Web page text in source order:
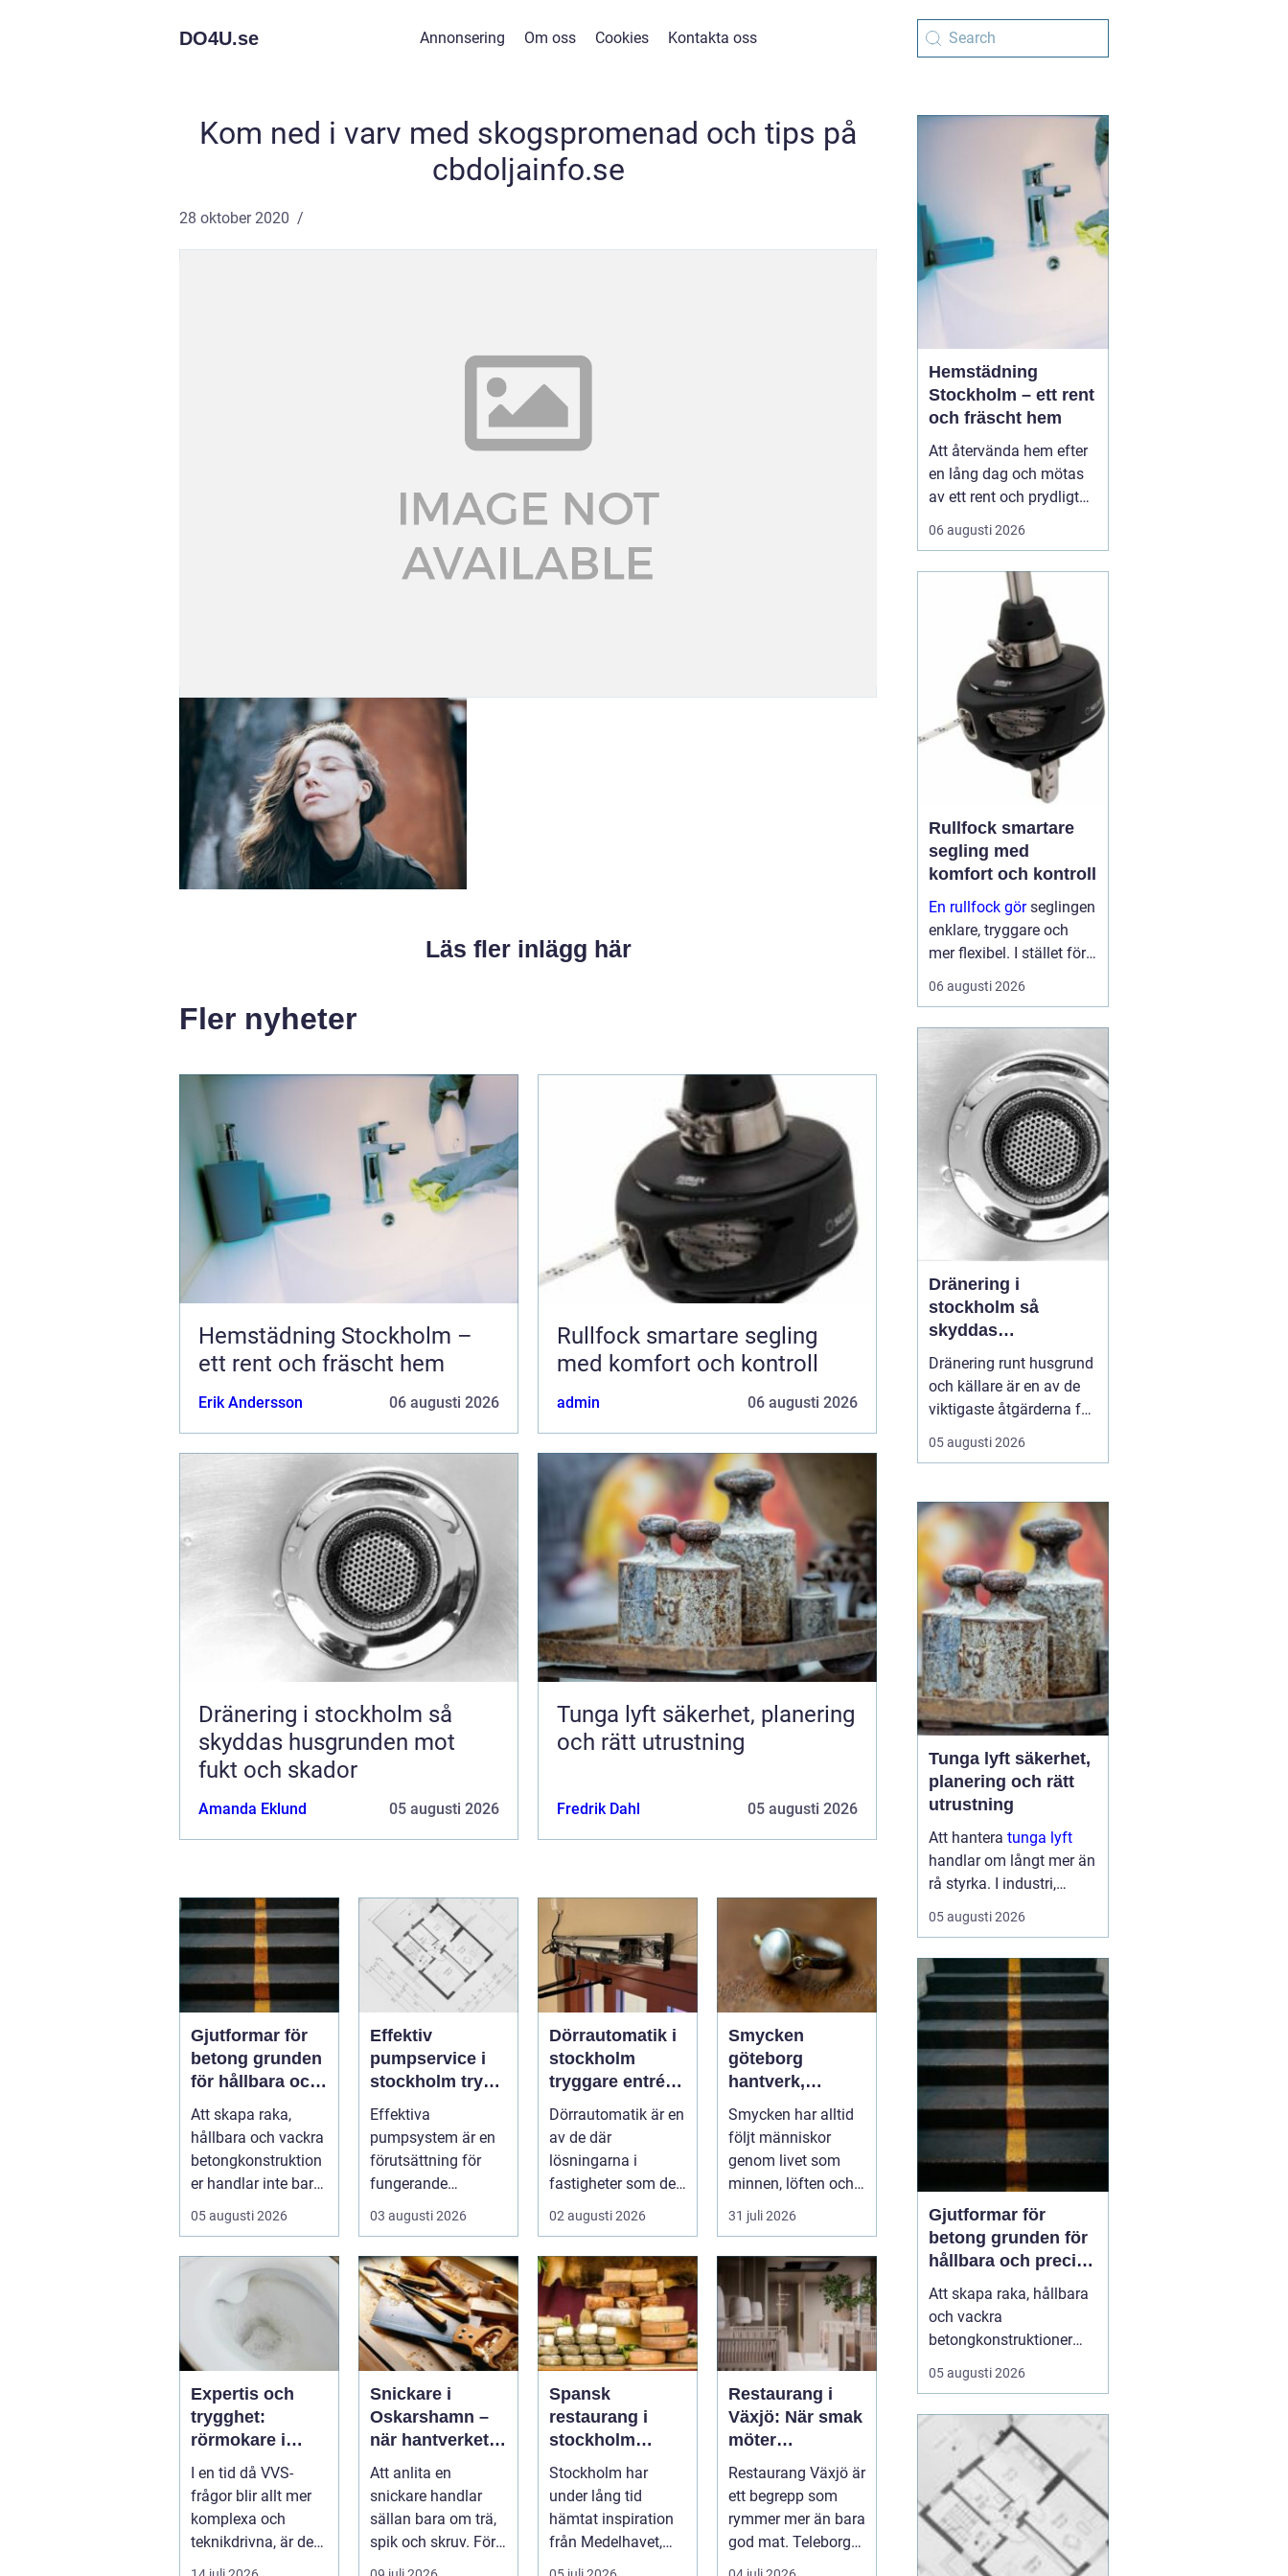
DO4U.se Annonsering Om oss Cookies Kontakta oss
Kom ned i varv med skogspromenad och tips på
cbdoljainfo.se
28 oktober 2020
Läs fler inlägg här
Fler nyheter
Hemstädning Stockholm –
ett rent och fräscht hem
Erik Andersson 06 augusti 2026
Rullfock smartare segling
med komfort och kontroll
admin 06 augusti 2026
Dränering i stockholm så
skyddas husgrunden mot
fukt och skador
Amanda Eklund 05 augusti 2026
Tunga lyft säkerhet, planering
och rätt utrustning
Fredrik Dahl 05 augusti 2026
Gjutformar för
betong grunden
för hållbara och
precisa
konstruktioner
Att skapa raka,
hållbara och vackra
betongkonstruktion
er handlar inte bara
betongrecept elle...
05 augusti 2026
Effektiv
pumpservice i
stockholm trygg
drift utan
Effektiva
pumpsystem är en
förutsättning för
fungerande
fastigheter, hållbara
VA-nät och trygg
hante...
03 augusti 2026
Dörrautomatik i
stockholm
tryggare entréer
och bättre
tillgänglighet
Dörrautomatik är en
av de där
lösningarna i
fastigheter som de
flesta tar för given
tills den sakna...
02 augusti 2026
Smycken
göteborg
hantverk,
historia och
personligt
uttryck
Smycken har alltid
följt människor
genom livet som
minnen, löften och
tysta berättelser
nära huden....
31 juli 2026
Expertis och
trygghet:
rörmokare i
jämtland
I en tid då VVS-
frågor blir allt mer
komplexa och
teknikdrivna, är det
viktigare &a...
Snickare i
Oskarshamn –
när hantverket
gör skillnad i
vardagen
Att anlita en
snickare handlar
sällan bara om trä,
spik och skruv. För
många i ...
Spansk
restaurang i
stockholm
smaker,
stämning och
smarta val
Stockholm har
under lång tid
hämtat inspiration
från Medelhavet,
men de senaste
Restaurang i
Växjö: När smak
möter
småländsk
sjöutsikt
Restaurang Växjö är
ett begrepp som
rymmer mer än bara
god mat. Teleborgs
slott ...
Hemstädning
Stockholm – ett rent
och fräscht hem
Att återvända hem efter
en lång dag och mötas
av ett rent och prydligt
hem är en känsla som
många av oss strävar
som Stockholm, där tid
är en värdefull resurs,
kan det...
06 augusti 2026
Rullfock smartare
segling med
komfort och kontroll
En rullfock görseglingen
enklare, tryggare och
mer flexibel. I stället för
att byta försegel varje
gång vinden ökar eller
rulla in eller ut seglet
från sittbrunnen. På så
sätt ...
06 augusti 2026
Dränering i
stockholm så
skyddas
husgrunden mot
fukt och skador
Dränering runt husgrund
och källare är en av de
viktigaste åtgärderna för
att skydda en fastighet
på lång sikt. I
markförhållanden, äldre
bebyggelse och kraftiga
regn skapar extra
påfrestningar, kan en
genomtänkt dränering
vara skillna...
05 augusti 2026
Tunga lyft säkerhet,
planering och rätt
utrustning
Att hantera tunga lyft
handlar om långt mer än
rå styrka. I industri,
byggprojekt och
infrastruktur kan ett
allvarliga skador på
människor, maskiner och
byggnader. Samtidigt ...
05 augusti 2026
Gjutformar för
betong grunden för
hållbara och precisa
konstruktioner
Att skapa raka, hållbara
och vackra
betongkonstruktioner
handlar inte bara om rätt
betongrecept eller bra
resultatet avgörs av
formen.gjutformar för
betong ...
05 augusti 2026